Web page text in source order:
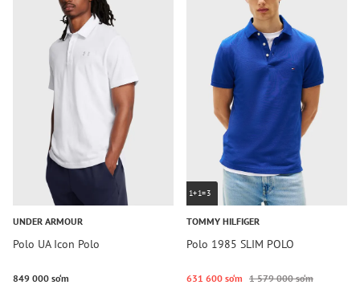
UNDER ARMOUR
Polo UA Icon Polo
849 000 so‘m
1+1=3
TOMMY HILFIGER
Polo 1985 SLIM POLO
631 600 so‘m 1 579 000 so‘m